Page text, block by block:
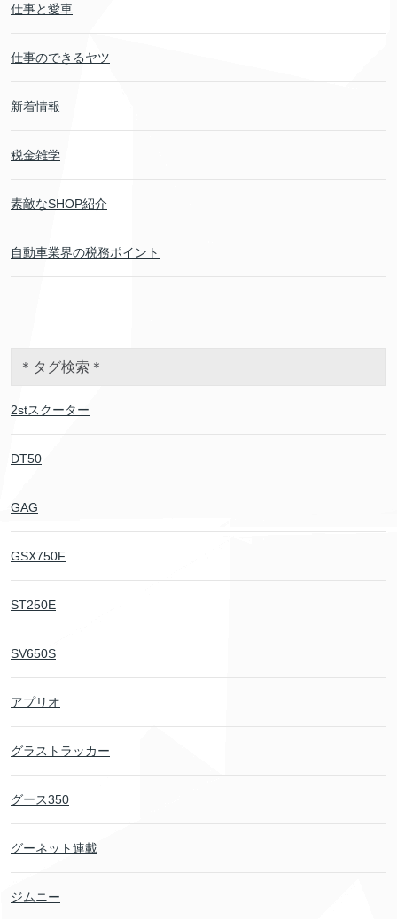
仕事と愛車
仕事のできるヤツ
新着情報
税金雑学
素敵なSHOP紹介
自動車業界の税務ポイント
＊タグ検索＊
2stスクーター
DT50
GAG
GSX750F
ST250E
SV650S
アプリオ
グラストラッカー
グース350
グーネット連載
ジムニー